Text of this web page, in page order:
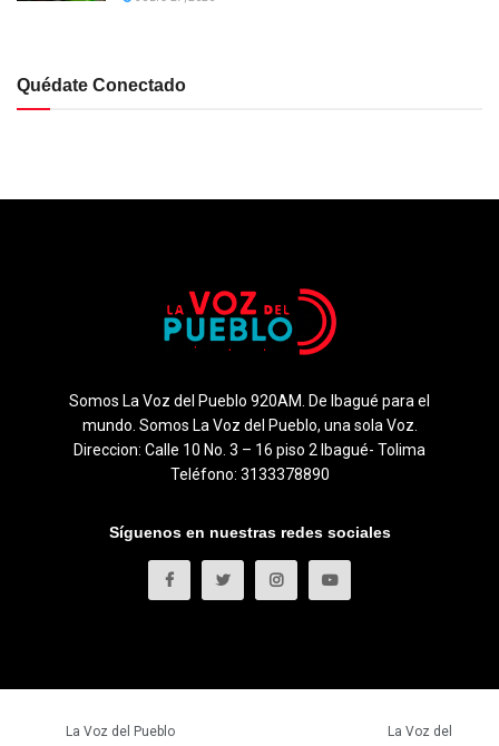
Quédate Conectado
Somos La Voz del Pueblo 920AM. De Ibagué para el
mundo. Somos La Voz del Pueblo, una sola Voz.
Direccion: Calle 10 No. 3 – 16 piso 2 Ibagué- Tolima
Teléfono: 3133378890
Síguenos en nuestras redes sociales
La Voz del Pueblo La Voz del